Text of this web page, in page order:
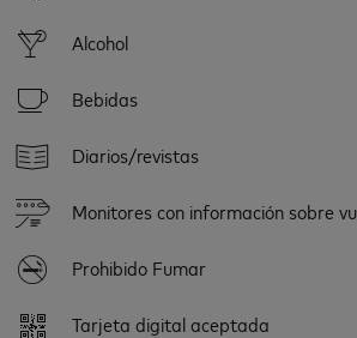
Alcohol
Bebidas
Diarios/revistas
Monitores con información sobre
Prohibido Fumar
Tarjeta digital aceptada